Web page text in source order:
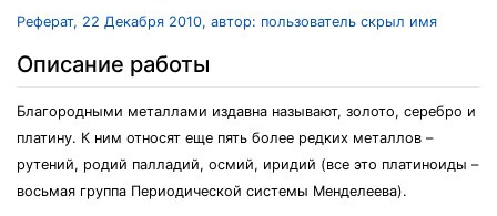
Реферат, 22 Декабря 2010, автор: пользователь скрыл имя
Описание работы
Благородными металлами издавна называют, золото, серебро и
платину. К ним относят еще пять более редких металлов –
рутений, родий палладий, осмий, иридий (все это платиноиды –
восьмая группа Периодической системы Менделеева).